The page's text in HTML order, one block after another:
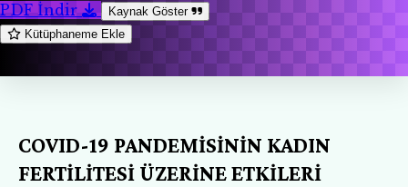
PDF İndir
Kaynak Göster
Kütüphaneme Ekle
COVID-19 PANDEMİSİNİN KADIN
FERTİLİTESİ ÜZERİNE ETKİLERİ